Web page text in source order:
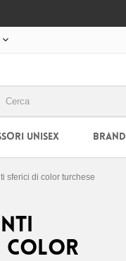
UNISEX BRAND
sferici di color turchese
color